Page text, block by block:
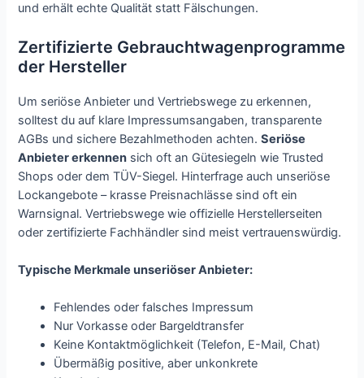
und erhält echte Qualität statt Fälschungen.
Zertifizierte Gebrauchtwagenprogramme
der Hersteller
Um seriöse Anbieter und Vertriebswege zu erkennen,
solltest du auf klare Impressumsangaben, transparente
AGBs und sichere Bezahlmethoden achten.Seriöse
Anbieter erkennen sich oft an Gütesiegeln wie Trusted
Shops oder dem TÜV-Siegel. Hinterfrage auch unseriöse
Lockangebote – krasse Preisnachlässe sind oft ein
Warnsignal. Vertriebswege wie offizielle Herstellerseiten
oder zertifizierte Fachhändler sind meist vertrauenswürdig.
Typische Merkmale unseriöser Anbieter:
Fehlendes oder falsches Impressum
Nur Vorkasse oder Bargeldtransfer
Keine Kontaktmöglichkeit (Telefon, E-Mail, Chat)
Übermäßig positive, aber unkonkrete